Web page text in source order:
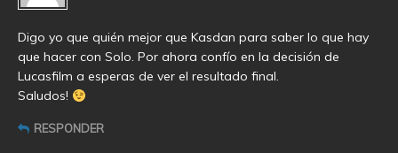
Digo yo que quién mejor que Kasdan para saber lo que hay
que hacer con Solo. Por ahora confío en la decisión de
Lucasfilm a esperas de ver el resultado final.
Saludos!
RESPONDER